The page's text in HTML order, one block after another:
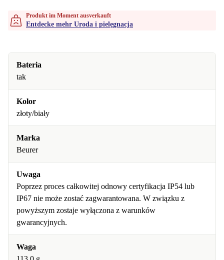
Produkt im Moment ausverkauft
Entdecke mehr Uroda i pielęgnacja
Bateria
tak
Kolor
złoty/biały
Marka
Beurer
Uwaga
Poprzez proces całkowitej odnowy certyfikacja IP54 lub
IP67 nie może zostać zagwarantowana. W związku z
powyższym zostaje wyłączona z warunków
gwarancyjnych.
Waga